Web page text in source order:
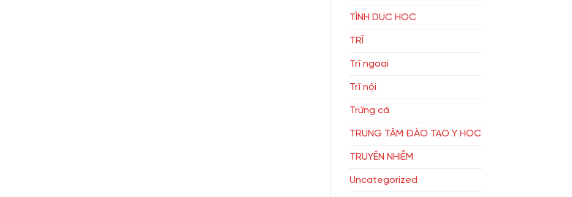
TÌNH DỤC HỌC
TRĨ
Trĩ ngoại
Trĩ nội
Trứng cá
TRUNG TÂM ĐÀO TẠO Y HỌC
TRUYỀN NHIỄM
Uncategorized